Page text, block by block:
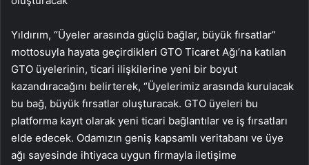
Yıldırım, “Üyeler arasında güçlü bağlar, büyük fırsatlar”
mottosuyla hayata geçirdikleri GTO Ticaret Ağı’na katılan
GTO üyelerinin, ticari ilişkilerine yeni bir boyut
kazandıracağını belirterek, “Üyelerimiz arasında kurulacak
bu bağ, büyük fırsatlar oluşturacak. GTO üyeleri bu
platforma kayıt olarak yeni ticari bağlantılar ve iş fırsatları
elde edecek. Odamızın geniş kapsamlı veritabanı ve üye
ağı sayesinde ihtiyaca uygun firmayla iletişime